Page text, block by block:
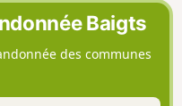
Baigts
des communes